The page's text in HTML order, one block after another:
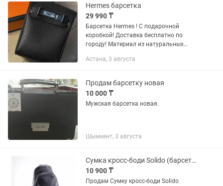
Hermes барсетка
29 990 ₸
Барсетка Hermes ! С подарочной
коробкой! Доставка бесплатно по
городу! Материал из натуральных
на !
Астана, 3 августа
Продам барсетку новая
10 000 ₸
Мужская барсетка новая.
Шымкент, 3 августа
Сумка кросс-боди Solido (барсетка мужская)
10 900 ₸
Продам Сумку кросс-боди Solido